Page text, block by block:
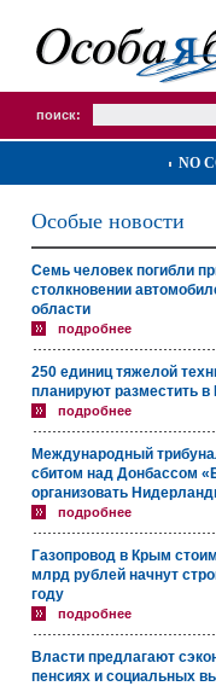
поиск:
NO
Особые новости
Семь человек погибли
столкновении
области
подробнее
250 единиц тяжелой
планируют разместить
подробнее
Международный
сбитом над Донбассом
организовать
подробнее
Газопровод в Крым
млрд рублей начнут
году
подробнее
Власти предлагают
пенсиях и социальных